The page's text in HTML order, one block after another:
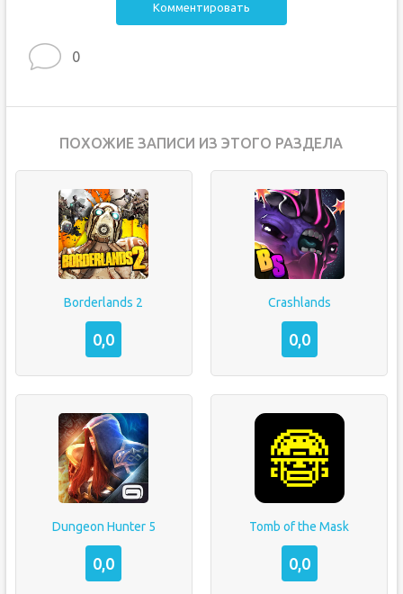
Комментировать
0
ПОХОЖИЕ ЗАПИСИ ИЗ ЭТОГО РАЗДЕЛА
Borderlands 2
0,0
Crashlands
0,0
Dungeon Hunter 5
0,0
Tomb of the Mask
0,0